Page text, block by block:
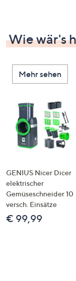
Wie wär's
Mehr sehen
GENIUS Nicer Dicer
elektrischer
Gemüseschneider 10
versch. Einsätze
€ 99,99